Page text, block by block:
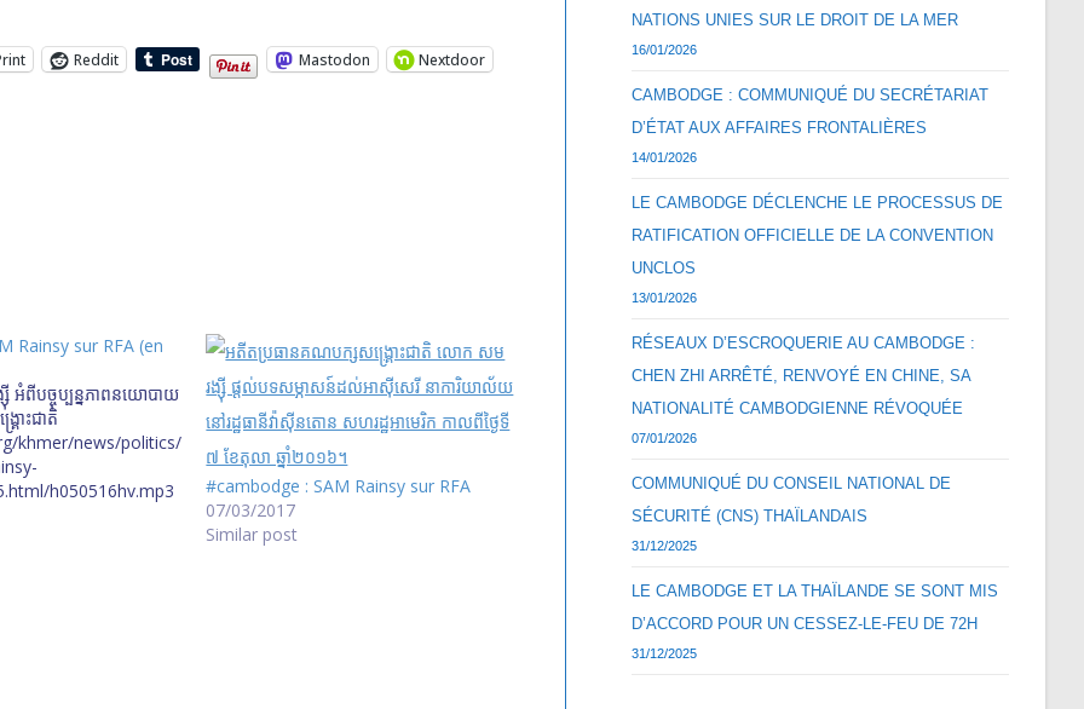
Reddit Mastodon Nextdoor
Rainsy sur RFA (en
អំពី​បច្ចុប្បន្នភាព​នយោបាយ​
រោះ​ជាតិ
khmer/news/politics/
h050516hv.mp3
#cambodge : SAM Rainsy sur RFA
07/03/2017
Similar post
NATIONS UNIES SUR LE DROIT DE LA MER
16/01/2026
CAMBODGE : COMMUNIQUÉ DU SECRÉTARIAT
D’ÉTAT AUX AFFAIRES FRONTALIÈRES
14/01/2026
LE CAMBODGE DÉCLENCHE LE PROCESSUS DE
RATIFICATION OFFICIELLE DE LA CONVENTION
UNCLOS
13/01/2026
RÉSEAUX D’ESCROQUERIE AU CAMBODGE :
CHEN ZHI ARRÊTÉ, RENVOYÉ EN CHINE, SA
NATIONALITÉ CAMBODGIENNE RÉVOQUÉE
07/01/2026
COMMUNIQUÉ DU CONSEIL NATIONAL DE
SÉCURITÉ (CNS) THAÏLANDAIS
31/12/2025
LE CAMBODGE ET LA THAÏLANDE SE SONT MIS
D’ACCORD POUR UN CESSEZ-LE-FEU DE 72H
31/12/2025